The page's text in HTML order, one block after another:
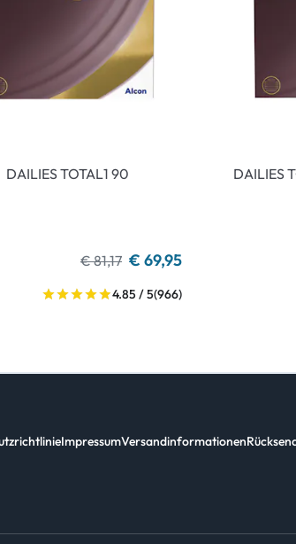
DAILIES TOTAL1 90
€ 81,17 € 69,95
4.85 / 5(966)
DAILIES
ImpressumVersandinformationen